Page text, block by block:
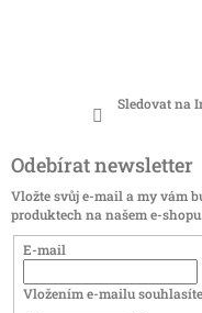
Sledovat na
Odebírat newsletter
Vložte svůj e-mail a my vám
produktech na našem e-shopu.
E-mail
Vložením e-mailu